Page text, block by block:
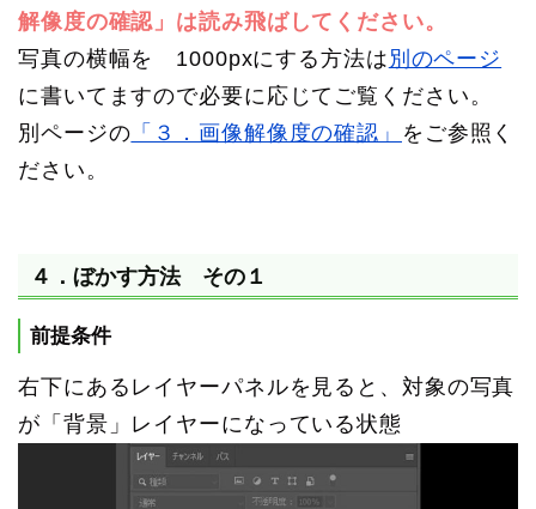
解像度の確認」は読み飛ばしてください。
写真の横幅を 1000pxにする方法は 別のページ
に書いてますので必要に応じてご覧ください。
別ページの 「３．画像解像度の確認」
をご参照く
ださい。
４．ぼかす方法 その１
前提条件
右下にあるレイヤーパネルを見ると、対象の写真
が「背景」レイヤーになっている状態